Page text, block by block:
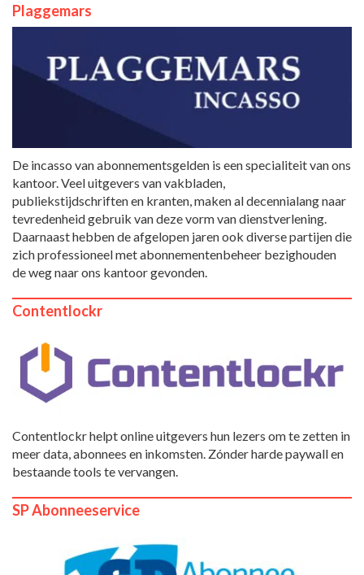
Plaggemars
De incasso van abonnementsgelden is een specialiteit van ons
kantoor. Veel uitgevers van vakbladen,
publiekstijdschriften en kranten, maken al decennialang naar
tevredenheid gebruik van deze vorm van dienstverlening.
Daarnaast hebben de afgelopen jaren ook diverse partijen die
zich professioneel met abonnementenbeheer bezighouden
de weg naar ons kantoor gevonden.
Contentlockr
Contentlockr helpt online uitgevers hun lezers om te zetten in
meer data, abonnees en inkomsten. Zónder harde paywall en
bestaande tools te vervangen.
SP Abonneeservice